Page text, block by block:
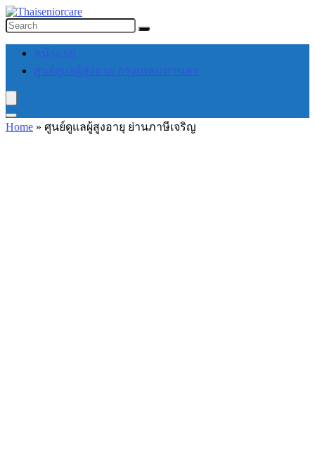
หน้าแรก
ศูนย์ดูแลผู้สูงอายุ กรุงเทพมหานคร
Home » ศูนย์ดูแลผู้สูงอายุ ย่านภาษีเจริญ